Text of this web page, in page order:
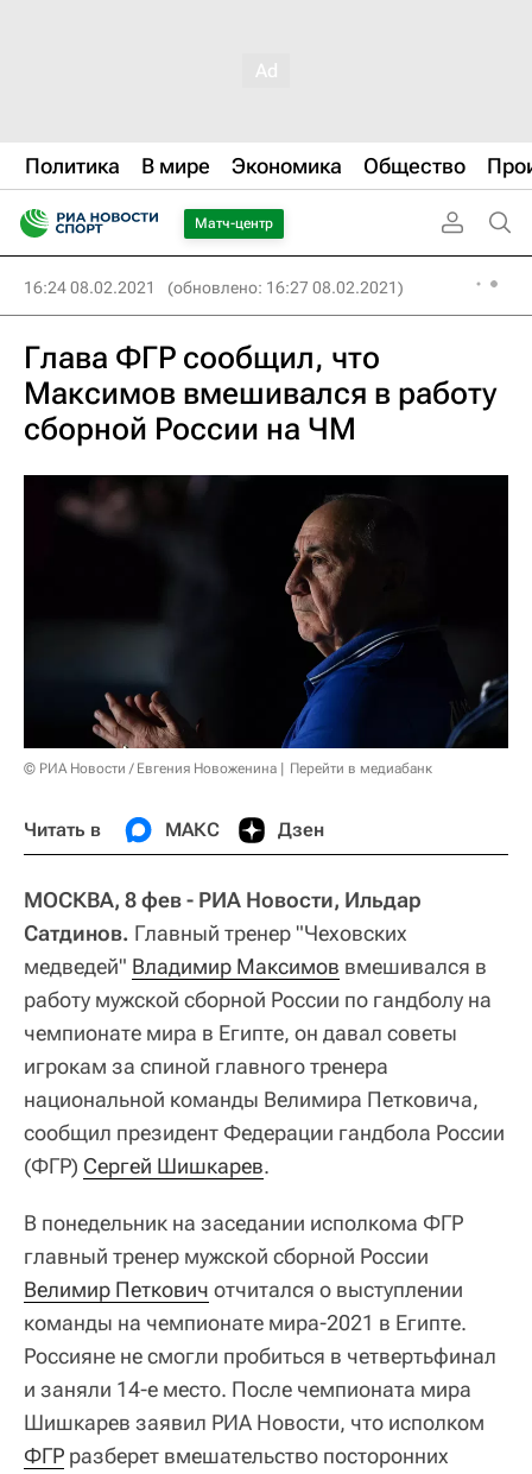
Политика В мире Экономика Общество
Матч-центр
16:24 08.02.2021 (обновлено: 16:27 08.02.2021)
Глава ФГР сообщил, что
Максимов вмешивался в работу
сборной России на ЧМ
© РИА Новости / Евгения Новоженина Перейти в медиабанк
Читать в МАКС Дзен
МОСКВА, 8 фев - РИА Новости, Ильдар
Сатдинов. Главный тренер "Чеховских
медведей" Владимир Максимов вмешивался в
работу мужской сборной России по гандболу на
чемпионате мира в Египте, он давал советы
игрокам за спиной главного тренера
национальной команды Велимира Петковича,
сообщил президент Федерации гандбола России
(ФГР) Сергей Шишкарев.
В понедельник на заседании исполкома ФГР
главный тренер мужской сборной России
Велимир Петкович отчитался о выступлении
команды на чемпионате мира-2021 в Египте.
Россияне не смогли пробиться в четвертьфинал
и заняли 14-е место. После чемпионата мира
Шишкарев заявил РИА Новости, что исполком
ФГР разберет вмешательство посторонних